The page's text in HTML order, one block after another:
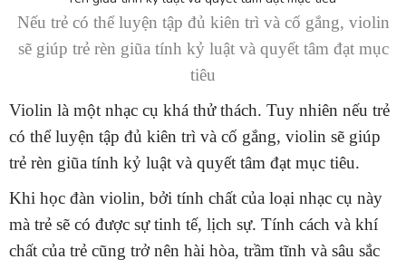
Nếu trẻ có thể luyện tập đủ kiên trì và cố gắng, violin
sẽ giúp trẻ rèn giũa tính kỷ luật và quyết tâm đạt mục
tiêu
Violin là một nhạc cụ khá thử thách. Tuy nhiên nếu trẻ
có thể luyện tập đủ kiên trì và cố gắng, violin sẽ giúp
trẻ rèn giũa tính kỷ luật và quyết tâm đạt mục tiêu.
Khi học đàn violin, bởi tính chất của loại nhạc cụ này
mà trẻ sẽ có được sự tinh tế, lịch sự. Tính cách và khí
chất của trẻ cũng trở nên hài hòa, trầm tĩnh và sâu sắc